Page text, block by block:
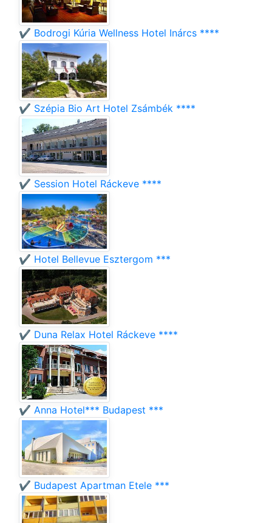
✔️ Bodrogi Kúria Wellness Hotel Inárcs ****
✔️ Szépia Bio Art Hotel Zsámbék ****
✔️ Session Hotel Ráckeve ****
✔️ Hotel Bellevue Esztergom ***
✔️ Duna Relax Hotel Ráckeve ****
✔️ Anna Hotel*** Budapest ***
✔️ Budapest Apartman Etele ***